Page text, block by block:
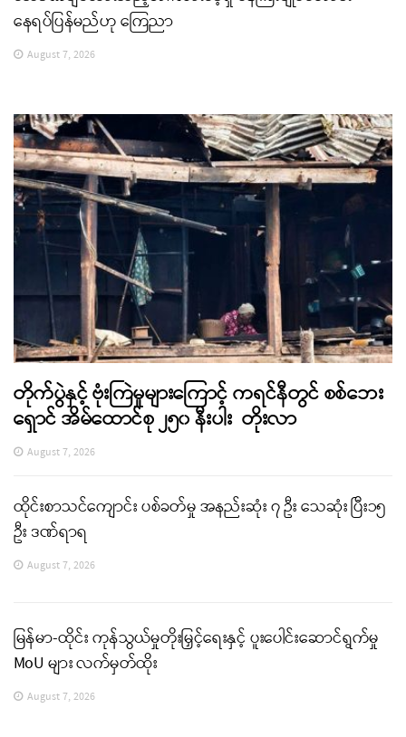
နေရပ်ပြန်မည်ဟု ကြေညာ
August 7, 2026
တိုက်ပွဲနှင့် ဗုံးကြဲမှုများကြောင့် ကရင်နီတွင် စစ်ဘေး
ရှောင် အိမ်ထောင်စု ၂၅၀ နီးပါး တိုးလာ
August 7, 2026
ထိုင်းစာသင်ကျောင်း ပစ်ခတ်မှု အနည်းဆုံး ၇ ဦး သေဆုံး ပြီး၁၅
ဦး ဒဏ်ရာရ
August 7, 2026
မြန်မာ-ထိုင်း ကုန်သွယ်မှုတိုးမြှင့်ရေးနှင့် ပူးပေါင်းဆောင်ရွက်မှု
MoU များ လက်မှတ်ထိုး
August 7, 2026